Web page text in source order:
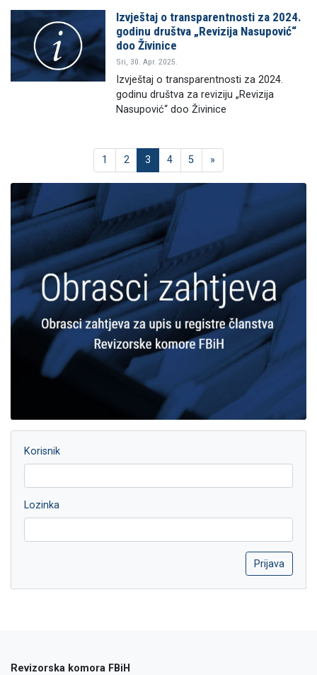
Izvještaj o transparentnosti za 2024.
godinu društva „Revizija Nasupović“
doo Živinice
Sri, 30. Apr. 2025.
Izvještaj o transparentnosti za 2024.
godinu društva za reviziju „Revizija
Nasupović“ doo Živinice
1 2 3 4 5 »
Korisnik
Lozinka
Revizorska komora FBiH